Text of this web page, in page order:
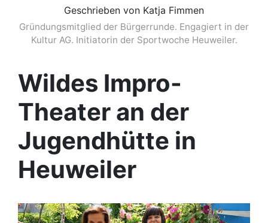
Geschrieben von Katja Fimmen
Gründungsmitglied der Bürgerrunde. Engagiert in der
Kultur AG. Initiatorin der Sportwoche Heuweiler.
Wildes Impro-
Theater an der
Jugendhütte in
Heuweiler